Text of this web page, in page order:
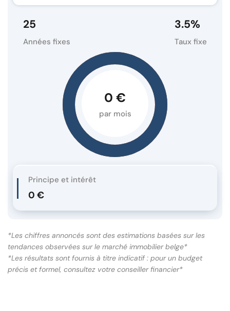
25
Années fixes
3.5%
Taux fixe
0 €
par mois
Principe et intérêt
0 €
*Les chiffres annoncés sont des estimations basées sur les
tendances observées sur le marché immobilier belge*
*Les résultats sont fournis à titre indicatif : pour un budget
précis et formel, consultez votre conseiller financier*